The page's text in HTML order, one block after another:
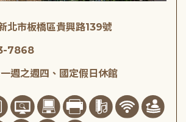
北市板橋區貴興路139號
7868
週之週四、國定假日休館